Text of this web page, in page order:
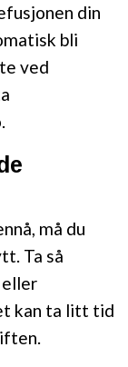
din
bli
ved
må du
Ta så
kan ta litt tid